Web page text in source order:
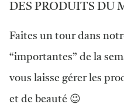
DES PRODUITS DU
Faites un tour dans
“importantes” de la
vous laisse gérer les
et de beauté 😉